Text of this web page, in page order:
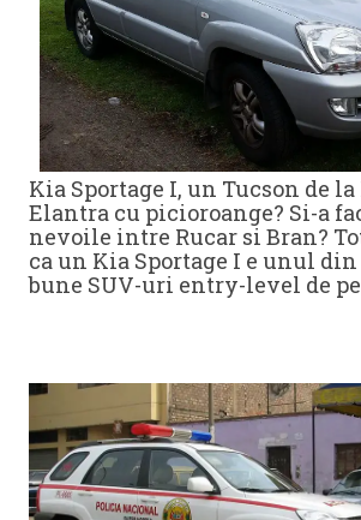
Kia Sportage I, un Tucson de la
Elantra cu picioroange? Si-a
nevoile intre Rucar si Bran?
ca un Kia Sportage I e unul
bune SUV-uri entry-level de